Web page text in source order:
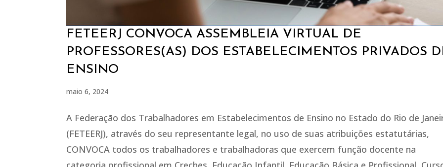
FETEERJ CONVOCA ASSEMBLEIA VIRTUAL DE
PROFESSORES(AS) DOS ESTABELECIMENTOS PRIVADOS
ENSINO
maio 6, 2024
A Federação dos Trabalhadores em Estabelecimentos de Ensino no Estado do Rio de
(FETEERJ), através do seu representante legal, no uso de suas atribuições estatutárias,
CONVOCA todos os trabalhadores e trabalhadoras que exercem função docente na